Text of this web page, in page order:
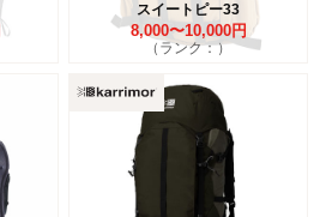
スイートピー33
8,000〜10,000円
（ランク：）